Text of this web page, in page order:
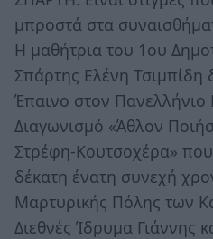
μπροστά στα
Η μαθήτρια του 1ου
Σπάρτης Ελένη Τσιμπίδη
Έπαινο στον Πανελλήνιο
Διαγωνισμό «Άθλον
Στρέφη-Κουτσοχέρα»
δέκατη ένατη συνεχή
Μαρτυρικής Πόλης των
Διεθνές Ίδρυμα Γιάννης